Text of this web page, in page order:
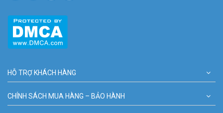
HỖ TRỢ KHÁCH HÀNG
CHÍNH SÁCH MUA HÀNG – BẢO HÀNH